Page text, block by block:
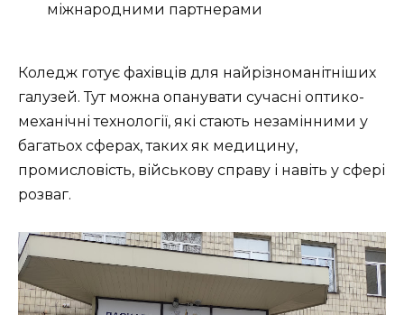
міжнародними партнерами
Коледж готує фахівців для найрізноманітніших
галузей. Тут можна опанувати сучасні оптико-
механічні технології, які стають незамінними у
багатьох сферах, таких як медицину,
промисловість, військову справу і навіть у сфері
розваг.